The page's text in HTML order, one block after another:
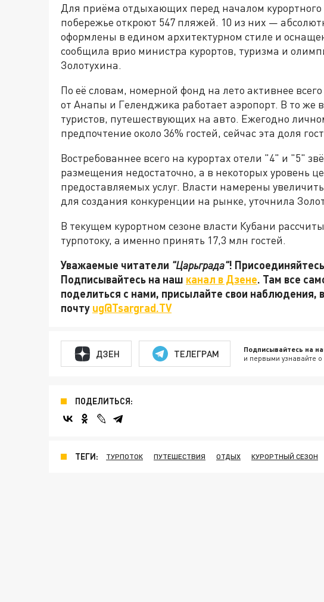
Для приёма отдыхающих перед началом курортного
побережье откроют 547 пляжей. 10 из них —
оформлены в едином архитектурном стиле и
сообщила врио министра курортов, туризма и
Золотухина.
По её словам, номерной фонд на лето активнее
от Анапы и Геленджика работает аэропорт. В то же
туристов, путешествующих на авто. Ежегодно
предпочтение около 36% гостей, сейчас эта доля
Востребованнее всего на курортах отели "4" и "5"
размещения недостаточно, а в некоторых уровень
предоставляемых услуг. Власти намерены
для создания конкуренции на рынке, уточнила
В текущем курортном сезоне власти Кубани
турпотоку, а именно принять 17,3 млн гостей.
Уважаемые читатели "Царьграда"!
Подписывайтесь на наш канал в Дзене. Там все
поделиться с нами, присылайте свои наблюдения,
почту ug@Tsargrad.TV
ДЗЕН ТЕЛЕГРАМ Подписывайтесь на
и первыми узнавайте
ПОДЕЛИТЬСЯ:
ТЕГИ: ТУРПОТОК ПУТЕШЕСТВИЯ ОТДЫХ КУРОРТНЫЙ СЕЗОН